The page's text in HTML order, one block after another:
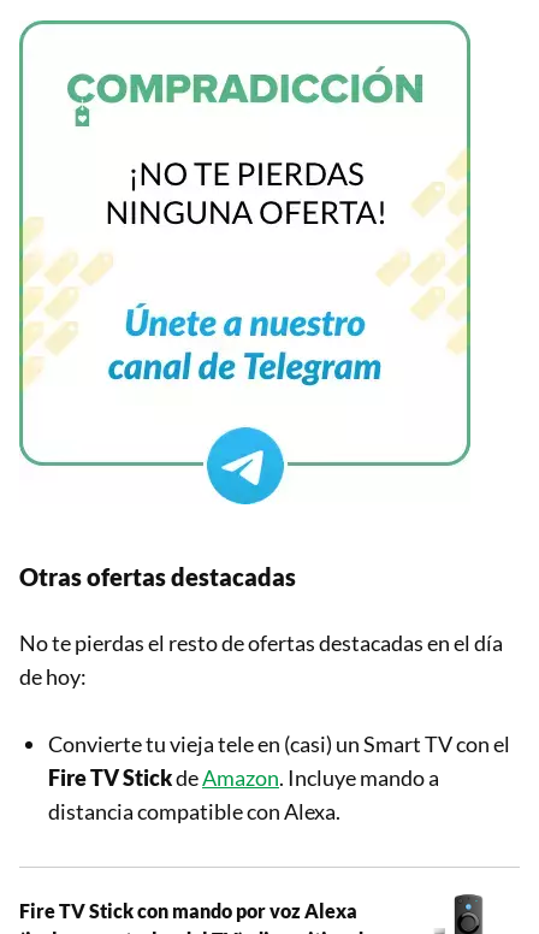
Otras ofertas destacadas
No te pierdas el resto de ofertas destacadas en el día
de hoy:
Convierte tu vieja tele en (casi) un Smart TV con el
Fire TV StickdeAmazon. Incluye mando a
distancia compatible con Alexa.
Fire TV Stick con mando por voz Alexa